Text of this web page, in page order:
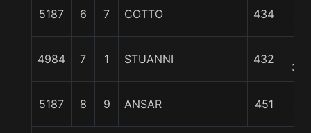
5187 6 7 COTTO 434
4984 7 1 STUANNI 432
3/4
5187 8 9 ANSAR 451